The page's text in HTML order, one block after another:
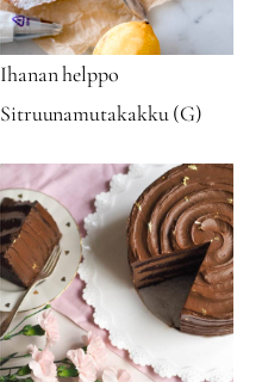
Ihanan helppo
Sitruunamutakakku (G)